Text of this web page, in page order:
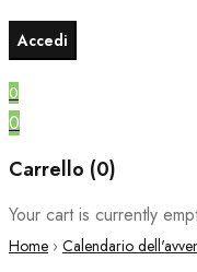
0
0
Carrello (0)
Your cart is currently
Home › Calendario